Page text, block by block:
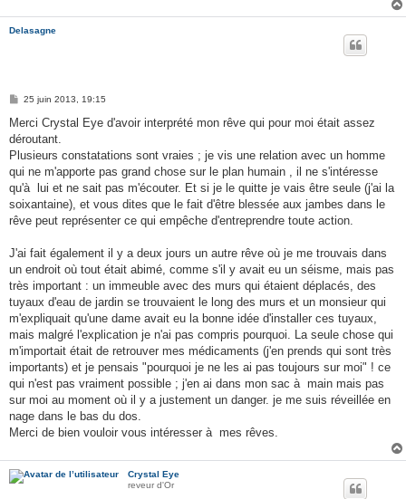
Delasagne
M
s
a
g
25 juin 2013, 19:15
Merci Crystal Eye d'avoir interprété mon rêve qui pour moi était assez
déroutant.
Plusieurs constatations sont vraies ; je vis une relation avec un homme
qui ne m'apporte pas grand chose sur le plan humain , il ne s'intéresse
qu'à lui et ne sait pas m'écouter. Et si je le quitte je vais être seule (j'ai la
soixantaine), et vous dites que le fait d'être blessée aux jambes dans le
rêve peut représenter ce qui empêche d'entreprendre toute action.
J'ai fait également il y a deux jours un autre rêve où je me trouvais dans
un endroit où tout était abimé, comme s'il y avait eu un séisme, mais pas
très important : un immeuble avec des murs qui étaient déplacés, des
tuyaux d'eau de jardin se trouvaient le long des murs et un monsieur qui
m'expliquait qu'une dame avait eu la bonne idée d'installer ces tuyaux,
mais malgré l'explication je n'ai pas compris pourquoi. La seule chose qui
m'importait était de retrouver mes médicaments (j'en prends qui sont très
importants) et je pensais "pourquoi je ne les ai pas toujours sur moi" ! ce
qui n'est pas vraiment possible ; j'en ai dans mon sac à main mais pas
sur moi au moment où il y a justement un danger. je me suis réveillée en
nage dans le bas du dos.
Merci de bien vouloir vous intéresser à mes rêves.
Crystal Eye
reveur d'Or